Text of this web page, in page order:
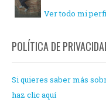
Ver todo mi
POLÍTICA DE
Si quieres saber más
haz clic aquí